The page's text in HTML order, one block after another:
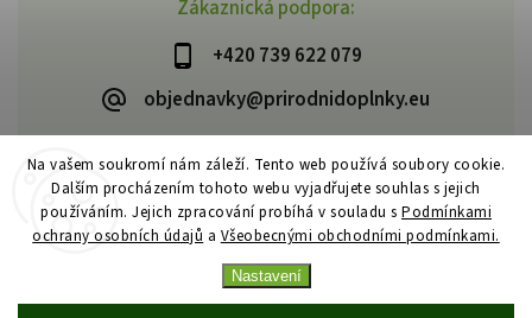
Na vašem soukromí nám záleží. Tento web používá soubory cookie.
Dalším procházením tohoto webu vyjadřujete souhlas s jejich
používáním. Jejich zpracování probíhá v souladu s Podmínkami
ochrany osobních údajů a Všeobecnými obchodními podmínkami.
Nastavení
Zákaznická podpora:
+420 739 622 079
objednavky@prirodnidoplnky.eu
Copyright 2026VIA NATURAE. Všechna práva vyhrazena.
Upravit nastavení cookies
VytvořilShoptet| Design